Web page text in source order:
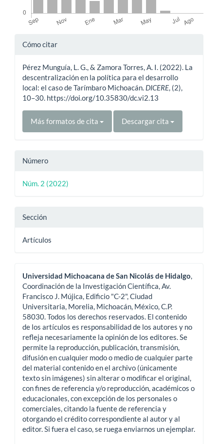
Detalles
artículo
Cómo citar
Pérez Munguía, L. G., & Zamora Torres, A. I. (2022). La
descentralización en la política para el desarrollo
local: el caso de Tarímbaro Michoacán. DICERE , (2),
10–30. https://doi.org/10.35830/dc.vi2.13
Más formatos de cita Descargar cita
Número
Núm. 2 (2022)
Sección
Artículos
Universidad Michoacana de San Nicolás de Hidalgo
Coordinación de la Investigación Científica, Av.
Francisco J. Mújica, Edificio "C-2", Ciudad
Universitaria, Morelia, Michoacán, México, C.P.
58030. Todos los derechos reservados. El contenido
de los artículos es responsabilidad de los autores y no
refleja necesariamente la opinión de los editores. Se
permite la reproducción, publicación, transmisión,
difusión en cualquier modo o medio de cualquier parte
del material contenido en el archivo (únicamente
texto sin imágenes) sin alterar o modificar el original,
con fines de referencia y/o reproducción, académicos o
educacionales, con excepción de los personales o
comerciales, citando la fuente de referencia y
otorgando el crédito correspondiente al autor y al
editor. Si fuera el caso, se ruega enviarnos un ejemplar.